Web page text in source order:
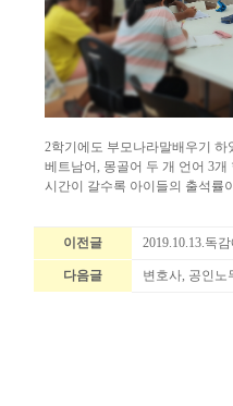
2학기에도 부모나라말배우기 하
베트남어, 몽골어 두 개 언어 3개
시간이 갈수록 아이들의 출석률
이전글 2019.10.13.독
다음글 변호사, 공인노